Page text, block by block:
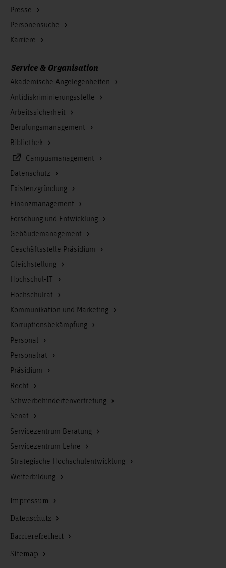
Presse
Personensuche
Karriere
Service & Organisation
Akademische Angelegenheiten
Antidiskriminierungsstelle
Arbeitssicherheit
Berufungsmanagement
Bibliothek
Campusmanagement
Datenschutz
Existenzgründung
Finanzmanagement
Forschung und Entwicklung
Gebäudemanagement
Geschäftsstelle Präsidium
Gleichstellung
Hochschul-IT
Hochschulrat
Kommunikation und Marketing
Korruptionsbekämpfung
Personal
Personalrat
Präsidium
Recht
Schwerbehindertenvertretung
Senat
Servicezentrum Beratung
Servicezentrum Lehre
Strategische Hochschulentwicklung
Weiterbildung
Impressum
Datenschutz
Barrierefreiheit
Sitemap